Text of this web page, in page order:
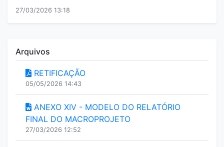
Arquivos
RETIFICAÇÃO
05/05/2026 14:43
ANEXO XIV - MODELO DO RELATÓRIO
FINAL DO MACROPROJETO
27/03/2026 12:52
27/03/2026 13:18